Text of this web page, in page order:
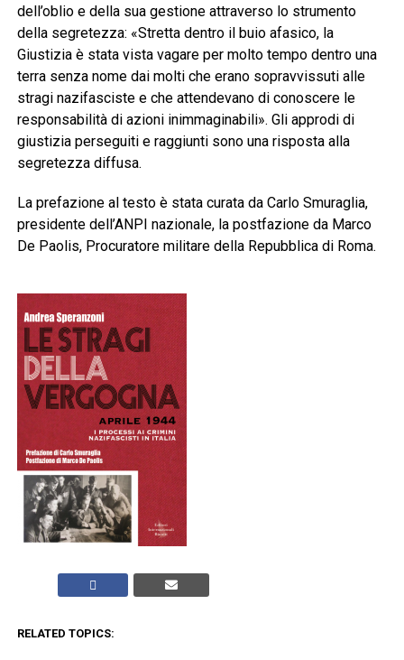
dell’oblio e della sua gestione attraverso lo strumento
della segretezza: «Stretta dentro il buio afasico, la
Giustizia è stata vista vagare per molto tempo dentro una
terra senza nome dai molti che erano sopravvissuti alle
stragi nazifasciste e che attendevano di conoscere le
responsabilità di azioni inimmaginabili». Gli approdi di
giustizia perseguiti e raggiunti sono una risposta alla
segretezza diffusa.
La prefazione al testo è stata curata da Carlo Smuraglia,
presidente dell’ANPI nazionale, la postfazione da Marco
De Paolis, Procuratore militare della Repubblica di Roma.
RELATED TOPICS: